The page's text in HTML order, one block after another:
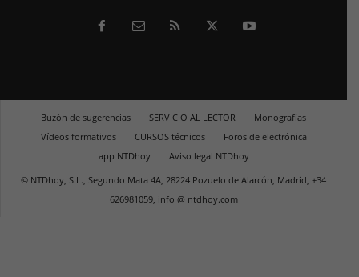
Buzón de sugerencias SERVICIO AL LECTOR
Monografías
Vídeos formativos
CURSOS técnicos
Foros de electrónica
app NTDhoy
Aviso legal NTDhoy
© NTDhoy, S.L., Segundo Mata 4A, 28224 Pozuelo de Alarcón, Madrid, +34
626981059, info @ ntdhoy.com